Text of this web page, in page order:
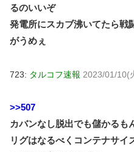
るのいいぞ
発電所にスカブ沸いてたら戦
がうめぇ
723: タルコフ速報 2023/01/10(
>>507
カバンなし脱出でも儲かるも
リグはなるべくコンテナサイ